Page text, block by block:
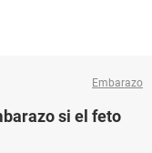
Embarazo
si el feto